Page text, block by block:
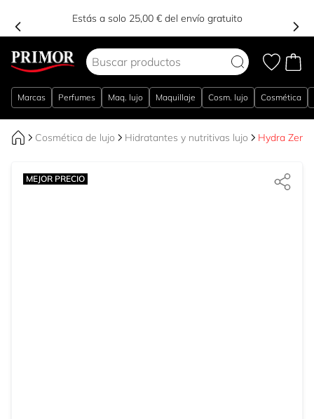
Estás a solo 25,00 € del envío gratuito
Marcas Perfumes Maq. lujo Maquillaje Cosm. lujo Cosmética
Cosmética de lujo Hidratantes y nutritivas lujo Hydra Zen
MEJOR PRECIO